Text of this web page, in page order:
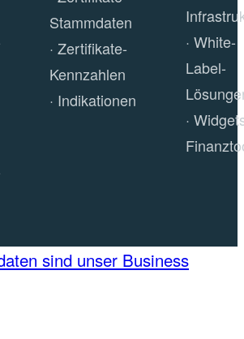
Stammdaten
Zertifikate-
Kennzahlen
Indikationen
White-
Label-
sind unser Business